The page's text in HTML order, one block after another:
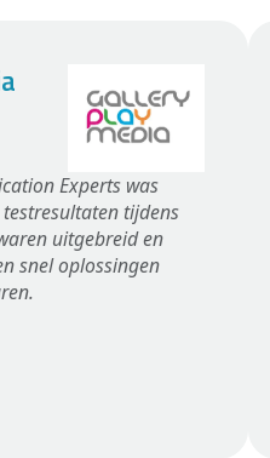
Experts was
tijdens
uitgebreid en
snel oplossingen